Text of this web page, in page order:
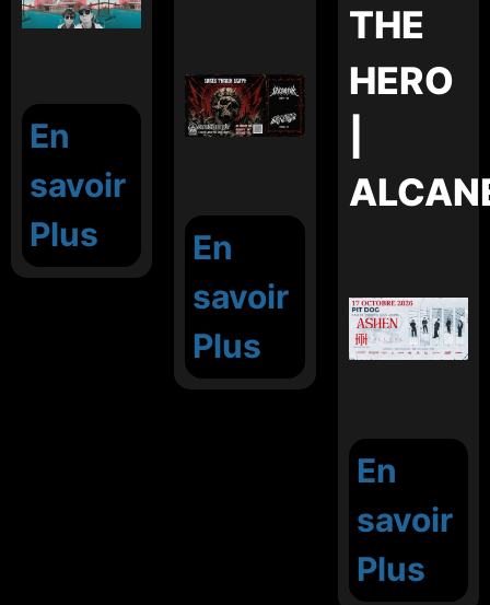
En
savoir
Plus
En
savoir
Plus
THE
HERO
En
savoir
Plus